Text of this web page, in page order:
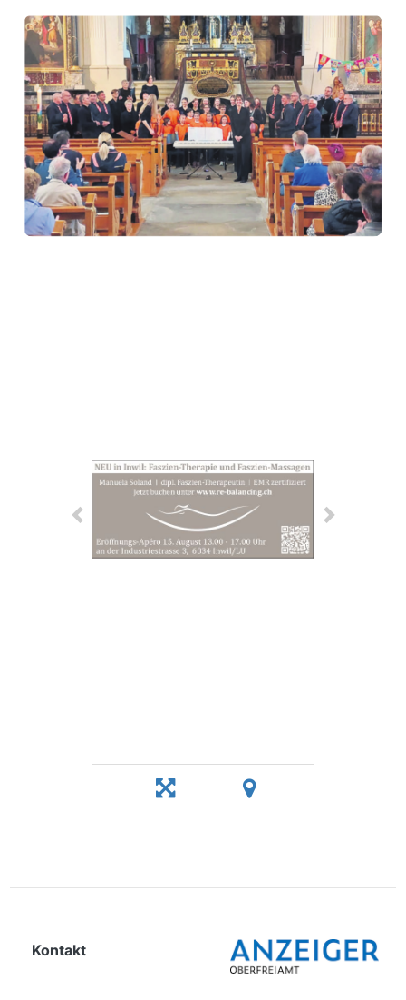
Kontakt